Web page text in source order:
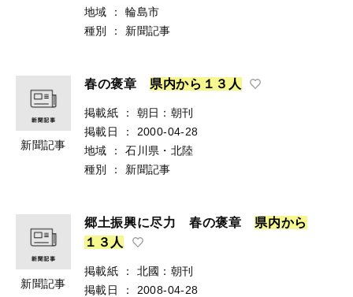
地域
：
輪島市
種別
： 新聞記事
新聞記事
春の褒章 県内から １ ３ 人
掲載紙 ：
朝日：朝刊
掲載日
：
2000-04-28
地域
：
石川県・北陸
種別
： 新聞記事
新聞記事
郷土振興に尽力 春の褒章 県内から
１ ３ 人
掲載紙 ：
北國：朝刊
掲載日
：
2008-04-28